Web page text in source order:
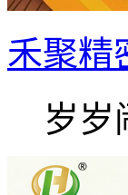
禾聚精
岁岁